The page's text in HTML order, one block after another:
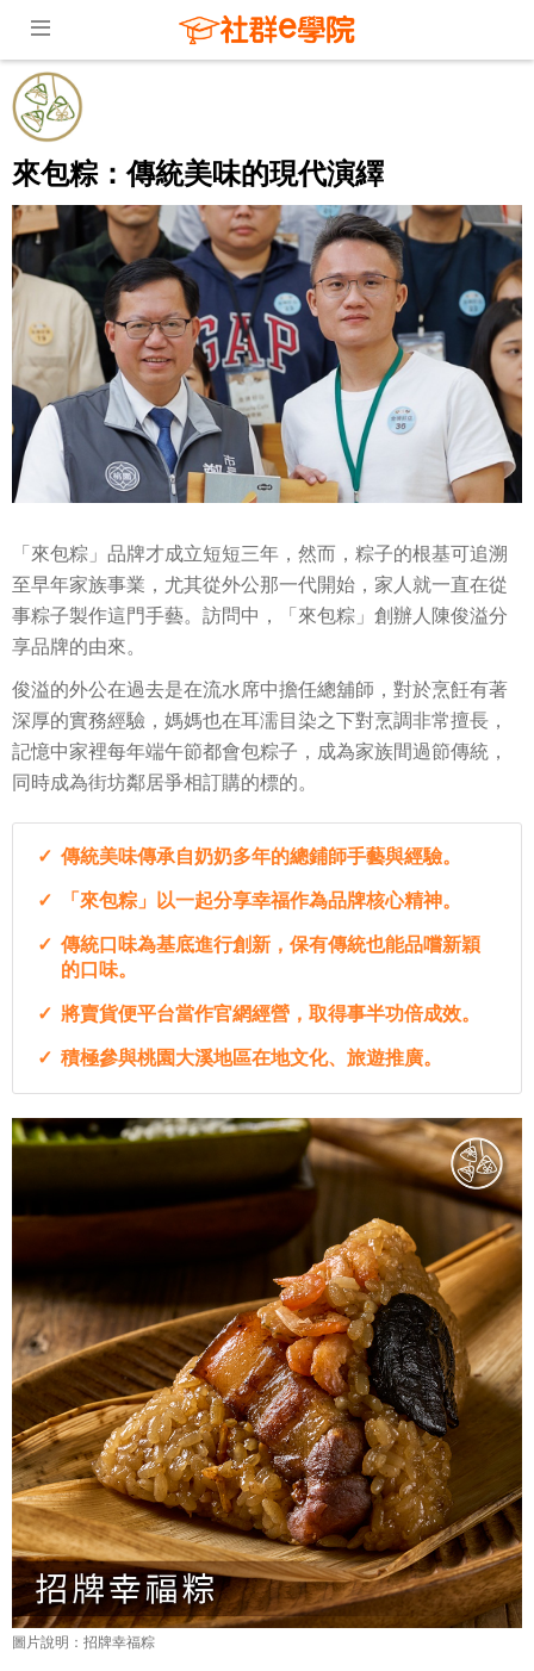
來包粽：傳統美味的現代演繹
「來包粽」品牌才成立短短三年，然而，粽子的根基可追溯
至早年家族事業，尤其從外公那一代開始，家人就一直在從
事粽子製作這門手藝。訪問中，「來包粽」創辦人陳俊溢分
享品牌的由來。
俊溢的外公在過去是在流水席中擔任總舖師，對於烹飪有著
深厚的實務經驗，媽媽也在耳濡目染之下對烹調非常擅長，
記憶中家裡每年端午節都會包粽子，成為家族間過節傳統，
同時成為街坊鄰居爭相訂購的標的。
傳統美味傳承自奶奶多年的總鋪師手藝與經驗。
「來包粽」以一起分享幸福作為品牌核心精神。
傳統口味為基底進行創新，保有傳統也能品嚐新穎
的口味。
將賣貨便平台當作官網經營，取得事半功倍成效。
積極參與桃園大溪地區在地文化、旅遊推廣。